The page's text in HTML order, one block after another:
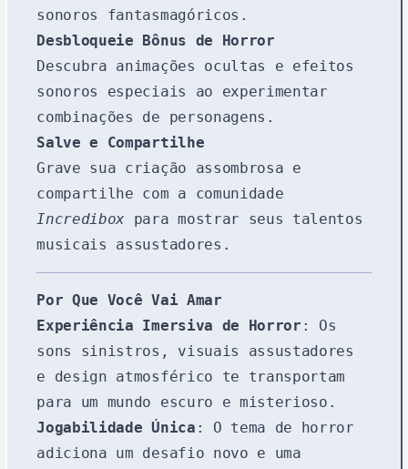
sonoros fantasmagóricos.
Desbloqueie Bônus de Horror
Descubra animações ocultas e efeitos
sonoros especiais ao experimentar
combinações de personagens.
Salve e Compartilhe
Grave sua criação assombrosa e
compartilhe com a comunidade
Incredibox para mostrar seus talentos
musicais assustadores.
Por Que Você Vai Amar
Experiência Imersiva de Horror : Os
sons sinistros, visuais assustadores
e design atmosférico te transportam
para um mundo escuro e misterioso.
Jogabilidade Única : O tema de horror
adiciona um desafio novo e uma